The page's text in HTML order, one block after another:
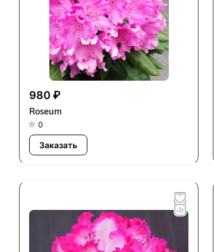
980 ₽
Roseum
0
Заказать